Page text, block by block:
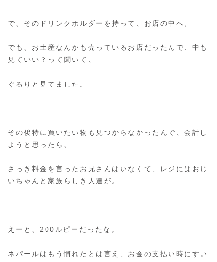
で、そのドリンクホルダーを持って、お店の中へ。
でも、お土産なんかも売っているお店だったんで、中も
見ていい？って聞いて、
ぐるりと見てました。
その後特に買いたい物も見つからなかったんで、会計し
ようと思ったら、
さっき料金を言ったお兄さんはいなくて、レジにはおじ
いちゃんと家族らしき人達が。
えーと、200ルピーだったな。
ネパールはもう慣れたとは言え、お金の支払い時にすい